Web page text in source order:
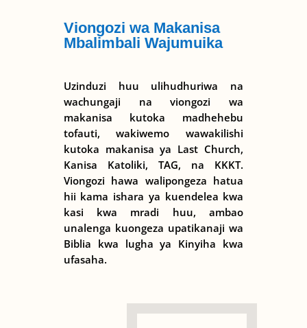
Viongozi wa Makanisa
Mbalimbali Wajumuika
Uzinduzi huu ulihudhuriwa na
wachungaji na viongozi wa
makanisa kutoka madhehebu
tofauti, wakiwemo wawakilishi
kutoka makanisa ya Last Church,
Kanisa Katoliki, TAG, na KKKT.
Viongozi hawa walipongeza hatua
hii kama ishara ya kuendelea kwa
kasi kwa mradi huu, ambao
unalenga kuongeza upatikanaji wa
Biblia kwa lugha ya Kinyiha kwa
ufasaha.